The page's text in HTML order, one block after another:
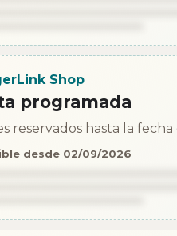
Shop
programada
reservados hasta la
desde 02/09/2026